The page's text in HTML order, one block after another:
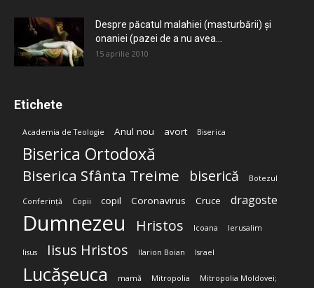
Despre păcatul malahiei (masturbării) şi
onaniei (pazei de a nu avea...
15 aprilie 2010
Etichete
Academia de Teologie Anul nou avort Biserica
Biserica Ortodoxă
Biserica Sfânta Treime biserică Botezul
Conferință Copii copil Coronavirus Cruce dragoste
Dumnezeu Hristos Icoana Ierusalim
Iisus Iisus Hristos Ilarion Boian Israel
Lucășeuca mamă Mitropolia Mitropolia Moldovei;